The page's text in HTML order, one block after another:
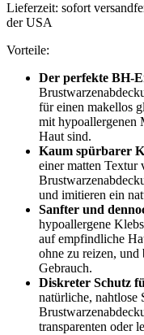
Lieferzeit: sofort
der USA
Vorteile:
Der perfekte BH-
für einen makellos
mit hypoallergenen
Haut sind.
Kaum spürbarer
einer matten Textur
und imitieren ein
Sanfter und
hypoallergene
auf empfindliche
ohne zu reizen,
Gebrauch.
Diskreter Schutz
natürliche, nahtlose
transparenten oder